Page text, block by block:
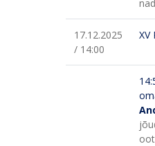
17.12.2025
/ 14:00
XV